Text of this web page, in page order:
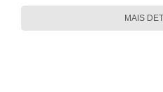
MAIS